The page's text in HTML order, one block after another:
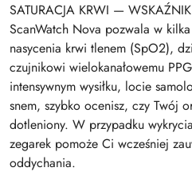
SATURACJA KRWI —
ScanWatch Nova pozwala w
nasycenia krwi tlenem (SpO2),
czujnikowi wielokanałowemu
intensywnym wysiłku, locie
snem, szybko ocenisz, czy Twój
dotleniony. W przypadku
zegarek pomoże Ci wcześniej
oddychania.